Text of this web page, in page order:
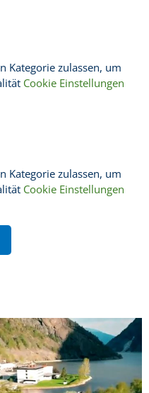
Kategorie zulassen, um
Cookie Einstellungen
Kategorie zulassen, um
Cookie Einstellungen